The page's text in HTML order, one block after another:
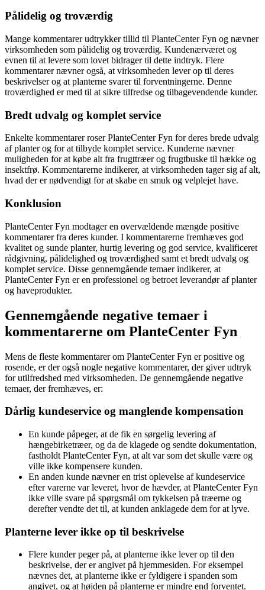
Pålidelig og troværdig
Mange kommentarer udtrykker tillid til PlanteCenter Fyn og nævner
virksomheden som pålidelig og troværdig. Kundenærværet og
evnen til at levere som lovet bidrager til dette indtryk. Flere
kommentarer nævner også, at virksomheden lever op til deres
beskrivelser og at planterne svarer til forventningerne. Denne
troværdighed er med til at sikre tilfredse og tilbagevendende kunder.
Bredt udvalg og komplet service
Enkelte kommentarer roser PlanteCenter Fyn for deres brede udvalg
af planter og for at tilbyde komplet service. Kunderne nævner
muligheden for at købe alt fra frugttræer og frugtbuske til hække og
insektfrø. Kommentarerne indikerer, at virksomheden tager sig af alt,
hvad der er nødvendigt for at skabe en smuk og velplejet have.
Konklusion
PlanteCenter Fyn modtager en overvældende mængde positive
kommentarer fra deres kunder. I kommentarerne fremhæves god
kvalitet og sunde planter, hurtig levering og god service, kvalificeret
rådgivning, pålidelighed og troværdighed samt et bredt udvalg og
komplet service. Disse gennemgående temaer indikerer, at
PlanteCenter Fyn er en professionel og betroet leverandør af planter
og haveprodukter.
Gennemgående negative temaer i
kommentarerne om PlanteCenter Fyn
Mens de fleste kommentarer om PlanteCenter Fyn er positive og
rosende, er der også nogle negative kommentarer, der giver udtryk
for utilfredshed med virksomheden. De gennemgående negative
temaer, der fremhæves, er:
Dårlig kundeservice og manglende kompensation
En kunde påpeger, at de fik en sørgelig levering af
hængebirketræer, og da de klagede og sendte dokumentation,
fastholdt PlanteCenter Fyn, at alt var som det skulle være og
ville ikke kompensere kunden.
En anden kunde nævner en trist oplevelse af kundeservice
efter varerne var leveret, hvor de hævder, at PlanteCenter Fyn
ikke ville svare på spørgsmål om tykkelsen på træerne og
derefter vendte det til, at kunden anklagede dem for at lyve.
Planterne lever ikke op til beskrivelse
Flere kunder peger på, at planterne ikke lever op til den
beskrivelse, der er angivet på hjemmesiden. For eksempel
nævnes det, at planterne ikke er fyldigere i spanden som
angivet, og at højden på planterne er mindre end forventet.